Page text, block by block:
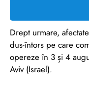
Drept urmare,
dus-întors pe care
opereze în 3 și 4
Aviv (Israel).